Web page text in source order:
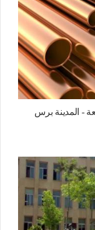
- المدينة برس